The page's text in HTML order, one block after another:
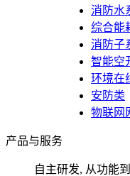
消防水
综合能
消防子
智能空
环境在
安防类
物联网
产品与服务
自主研发, 从功能